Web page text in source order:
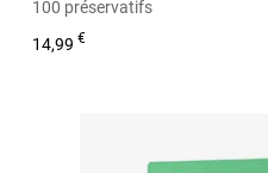
100 préservatifs
14,99€